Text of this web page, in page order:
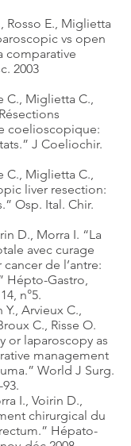
Rosso E., Miglietta
vs open
comparative
2003
C., Miglietta C.,
coelioscopique:
J Coeliochir.
C., Miglietta C.,
liver resection:
Osp. Ital. Chir.
D., Morra I. “La
avec curage
de l’antre:
Hépto-Gastro,
n°5.
Arvieux C.,
C., Risse O.
or laparoscopy as
management
World J Surg.
I., Voirin D.,
chirurgical du
Hépato-